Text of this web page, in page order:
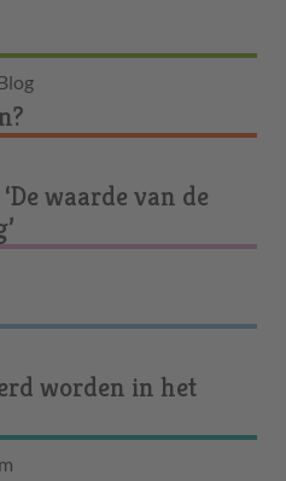
waarde van de
worden in het